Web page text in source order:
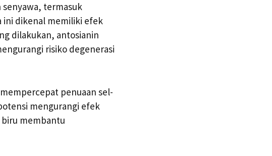
termasuk
ini dikenal memiliki efek
dilakukan, antosianin
risiko degenerasi
penuaan sel-
mengurangi efek
membantu